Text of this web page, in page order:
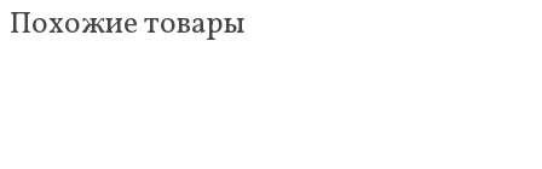
Похожие товары